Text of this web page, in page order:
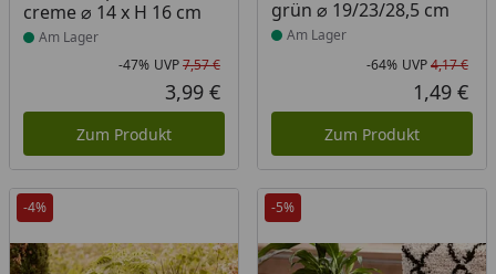
creme ⌀ 14 x H 16 cm
Am Lager
Rabatt in Prozent
-47%
Ursprünglicher Preis
UVP7,57 €
Aktueller Preis
3,99 €
Zum Produkt
grün ⌀ 19/23/28,5 cm
Am Lager
-64% UVP4,17 €
1,49 €
Zum Produkt
-4% -5%